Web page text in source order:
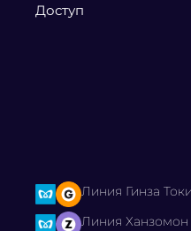
Доступ
Линия Гинза
Линия Ханзомон